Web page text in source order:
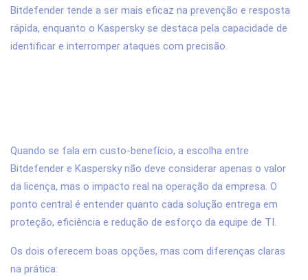
Bitdefender tende a ser mais eficaz na prevenção e resposta
rápida, enquanto o Kaspersky se destaca pela capacidade de
identificar e interromper ataques com precisão.
Quando se fala em custo-benefício, a escolha entre
Bitdefender e Kaspersky não deve considerar apenas o valor
da licença, mas o impacto real na operação da empresa. O
ponto central é entender quanto cada solução entrega em
proteção, eficiência e redução de esforço da equipe de TI.
Os dois oferecem boas opções, mas com diferenças claras
na prática: